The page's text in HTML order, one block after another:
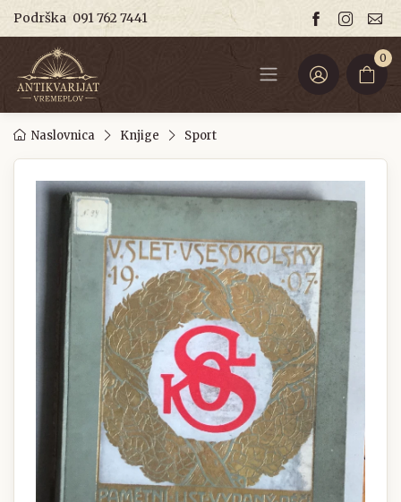
Podrška 091 762 7441
0
Naslovnica Knjige Sport